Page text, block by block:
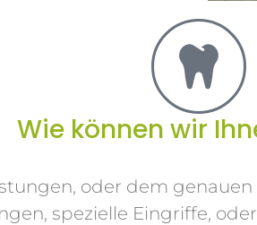
Wie können wir
oder dem
spezielle Eingriffe,